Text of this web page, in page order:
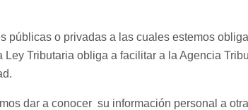
o privadas a las cuales estemos
Tributaria obliga a facilitar a la Agencia
dar a conocer su información personal a